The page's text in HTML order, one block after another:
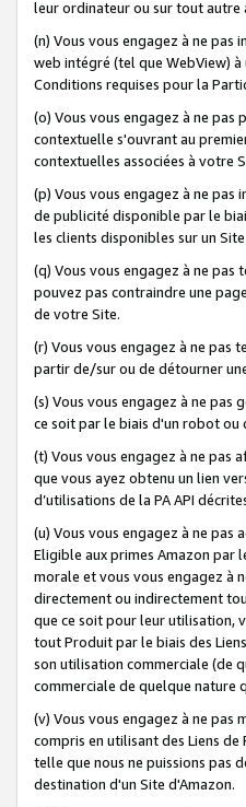
leur ordinateur ou sur tout autre
(n) Vous vous engagez à ne
web intégré (tel que WebView)
Conditions requises pour la
(o) Vous vous engagez à ne
contextuelle s'ouvrant au
contextuelles associées à votre
(p) Vous vous engagez à ne pas
de publicité disponible par le
les clients disponibles sur un
(q) Vous vous engagez à ne pas
pouvez pas contraindre une
de votre Site.
(r) Vous vous engagez à ne
partir de/sur ou de détourner
(s) Vous vous engagez à ne pas
ce soit par le biais d'un robot
(t) Vous vous engagez à ne pas
que vous ayez obtenu un lien
d’utilisations de la PA API
(u) Vous vous engagez à ne
Eligible aux primes Amazon par
morale et vous vous engagez à
directement ou indirectement
que ce soit pour leur utilisation,
tout Produit par le biais des
son utilisation commerciale (de
commerciale de quelque nature
(v) Vous vous engagez à ne pas
compris en utilisant des Liens
telle que nous ne puissions pas
destination d'un Site d'Amazon.